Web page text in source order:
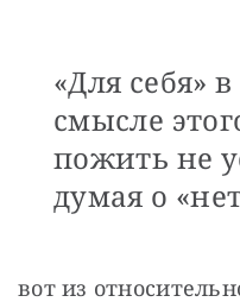
«Для себя»
смысле
пожить не
думая о
вот из